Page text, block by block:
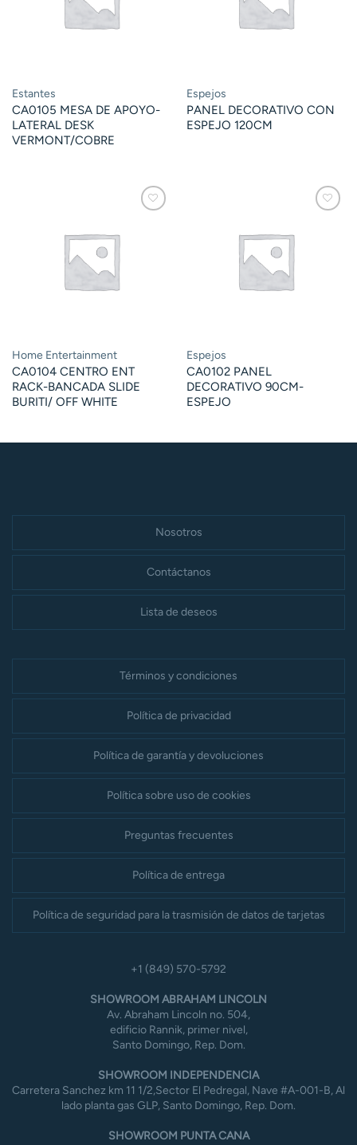
Estantes
CA0105 MESA DE APOYO-
LATERAL DESK
VERMONT/COBRE
Espejos
PANEL DECORATIVO CON
ESPEJO 120CM
Home Entertainment
CA0104 CENTRO ENT
RACK-BANCADA SLIDE
BURITI/ OFF WHITE
Espejos
CA0102 PANEL
DECORATIVO 90CM-
ESPEJO
Nosotros
Contáctanos
Lista de deseos
Términos y condiciones
Política de privacidad
Política de garantía y devoluciones
Política sobre uso de cookies
Preguntas frecuentes
Política de entrega
Política de seguridad para la trasmisión de datos de tarjetas
+1 (849) 570-5792
SHOWROOM ABRAHAM LINCOLN
Av. Abraham Lincoln no. 504,
edificio Rannik, primer nivel,
Santo Domingo, Rep. Dom.
SHOWROOM INDEPENDENCIA
Carretera Sanchez km 11 1/2,Sector El Pedregal, Nave #A-001-B, Al
lado planta gas GLP, Santo Domingo, Rep. Dom.
SHOWROOM PUNTA CANA